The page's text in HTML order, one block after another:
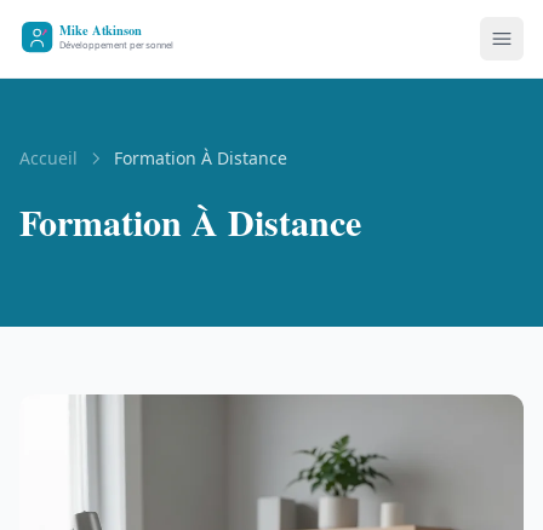
Accueil Formation À Distance
Formation À Distance